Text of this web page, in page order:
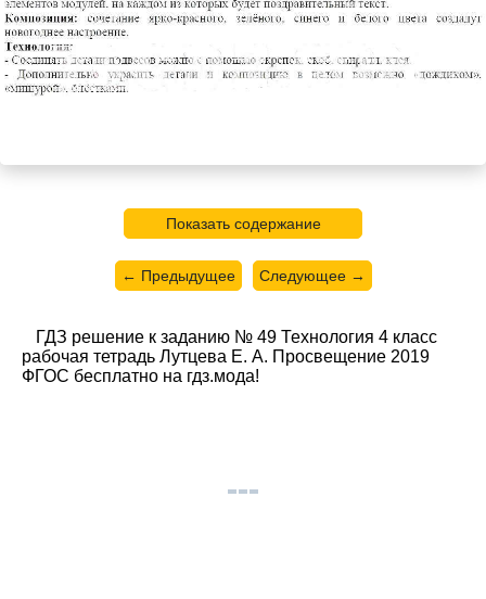
Показать содержание
← Предыдущее Следующее →
ГДЗ решение к заданию № 49 Технология 4 класс
рабочая тетрадь Лутцева Е. А. Просвещение 2019
ФГОС бесплатно на гдз.мода!